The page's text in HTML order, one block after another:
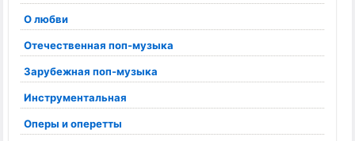
О любви
Отечественная поп-музыка
Зарубежная поп-музыка
Инструментальная
Оперы и оперетты